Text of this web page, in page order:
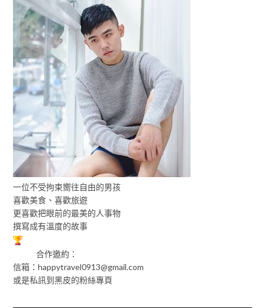
一位不受拘束嚮往自由的男孩
喜歡美食、喜歡旅遊
更喜歡把眼前的最美的人事物
撰寫成有溫度的故事
合作邀約：
信箱：happytravel0913@gmail.com
或是私訊到黑皮的粉絲專頁